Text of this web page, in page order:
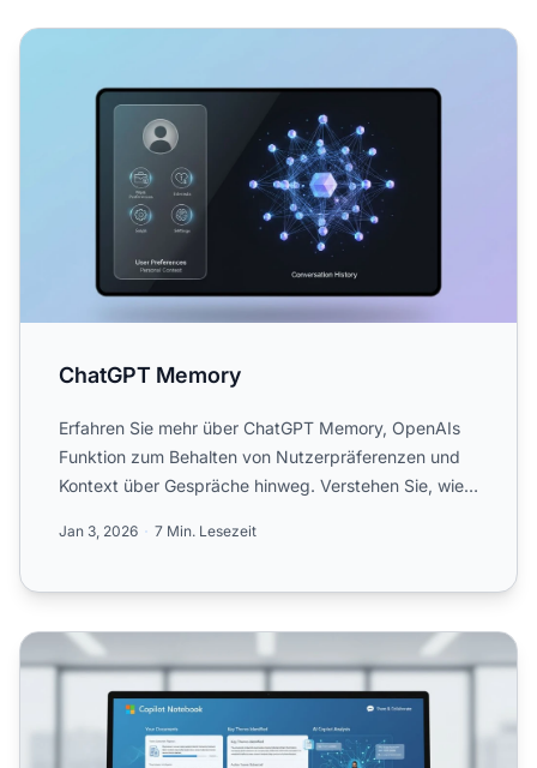
ChatGPT Memory
ChatGPT Memory
Erfahren Sie mehr über ChatGPT Memory, OpenAIs
Funktion zum Behalten von Nutzerpräferenzen und
Kontext über Gespräche hinweg. Verstehen Sie, wie
Jan 3, 2026 7 Min. Lesezeit
Microsoft Copilot Notebook